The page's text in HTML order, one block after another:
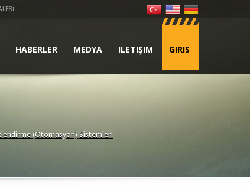
HABERLER MEDYA ILETIŞIM GIRIS
(Otomasyon) Sistemleri